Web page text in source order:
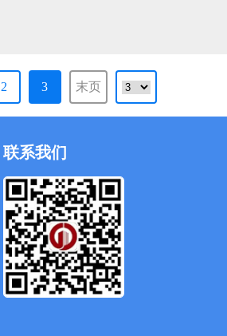
2 3 末页
联系我们